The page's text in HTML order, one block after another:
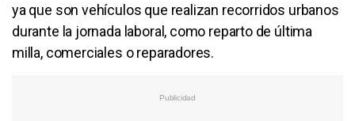
ya que son vehículos que realizan recorridos urbanos
durante la jornada laboral, como reparto de última
milla, comerciales o reparadores.